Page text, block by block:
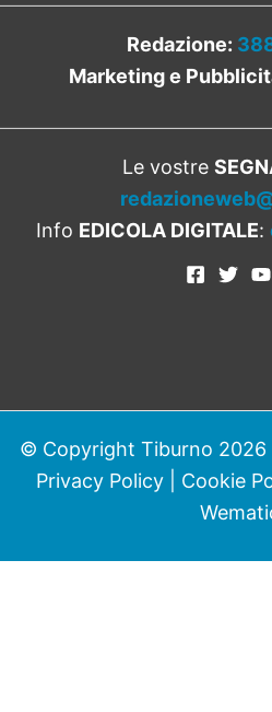
Redazione:
Marketing e
Le vostre
Info EDICOLA DIGITALE:
© Copyright Tiburno 2026
Privacy Policy| Cookie